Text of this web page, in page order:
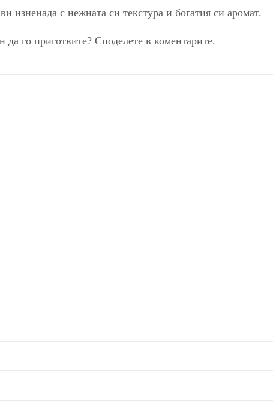
изненада с нежната си текстура и богатия си аромат.
го приготвите? Споделете в коментарите.